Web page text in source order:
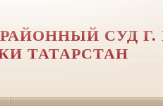
СУД Г.
ТАТАРСТАН